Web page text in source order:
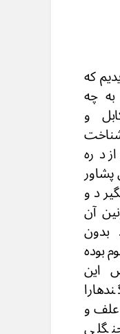
که
چه
و
دره
و
آن
بدون
بوده
این
علف و